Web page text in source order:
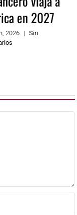
en 2027
2026 | Sin